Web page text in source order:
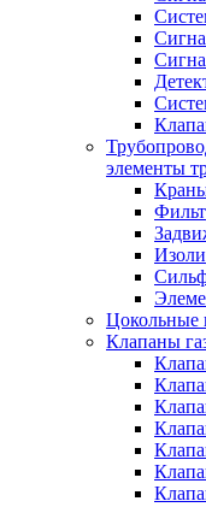
элементы
Цокольные
Клапаны